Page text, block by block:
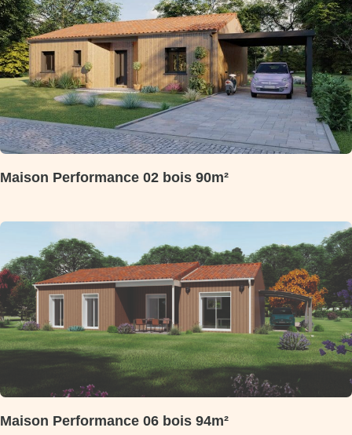
Maison Performance 02 bois 90m²
Maison Performance 06 bois 94m²